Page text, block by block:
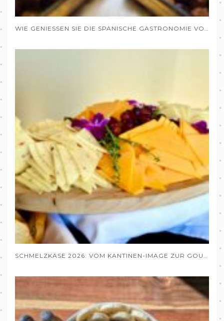
WIE GENIESSEN SIE DIE SPANISCHE GASTRONOMIE VON DEUTSCHLAND AUS, OHNE DAS HAUS ZU VERLASSEN
SCHMELZKÄSE 2026: VOM KANTINEN-IMAGE ZUR GOURMET-ZUTAT